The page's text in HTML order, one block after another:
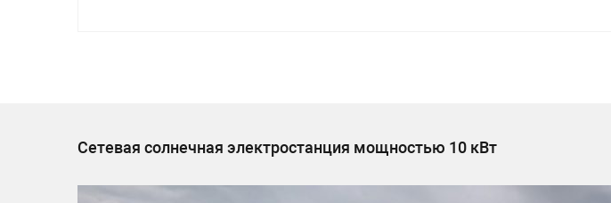
Сетевая солнечная электростанция мощностью 10 кВт